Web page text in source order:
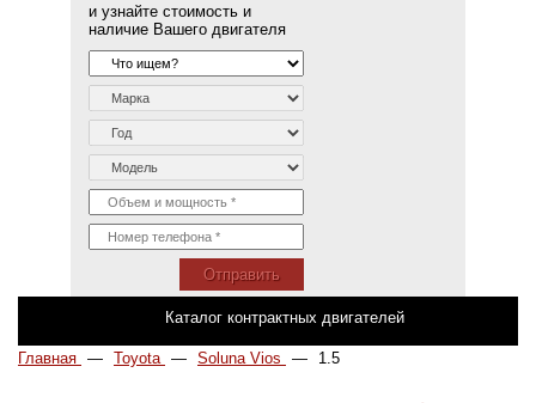
и узнайте стоимость и
наличие Вашего двигателя
Отправить
Каталог контрактных двигателей
Главная — Toyota — Soluna Vios — 1.5